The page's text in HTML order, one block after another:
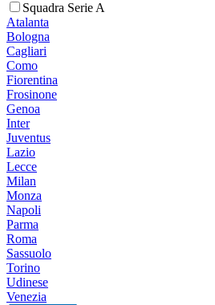
Squadra Serie A
Atalanta
Bologna
Cagliari
Como
Fiorentina
Frosinone
Genoa
Inter
Juventus
Lazio
Lecce
Milan
Monza
Napoli
Parma
Roma
Sassuolo
Torino
Udinese
Venezia